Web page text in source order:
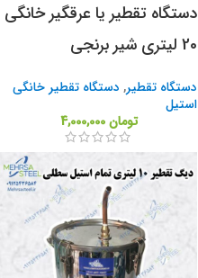
دستگاه تقطیر یا عرقگیر خانگی
20 لیتری شیر برنجی
دستگاه تقطیر, دستگاه تقطیر خانگی
استیل
تومان4,000,000